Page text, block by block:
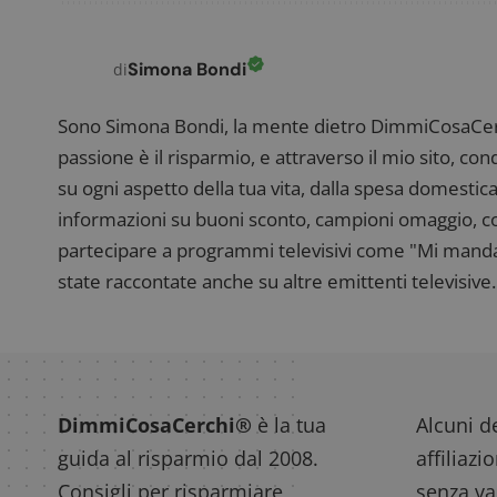
diSimona Bondi
Sono Simona Bondi, la mente dietro
passione è il risparmio, e attraverso il mio sito,
su ogni aspetto della tua vita, dalla spesa
informazioni su buoni sconto, campioni omaggio,
partecipare a programmi televisivi come "Mi
state raccontate anche su altre emittenti
DimmiCosaCerchi® è la tua
guida al risparmio dal 2008.
Consigli per risparmiare,
Alcuni
senza
Nome
_pk_id.1.938b
FCCDCF
test_cookie